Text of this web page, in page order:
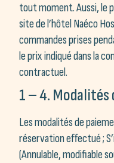
tout moment. Aussi, le
site de l’hôtel Naéco
commandes prises
le prix indiqué dans la
contractuel.
1 – 4. Modalités
Les modalités de
réservation effectué ;
(Annulable, modifiable